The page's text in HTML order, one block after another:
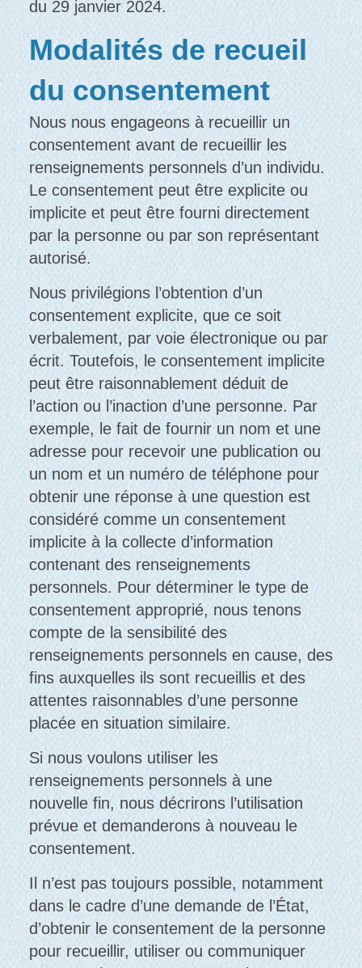
du 29 janvier 2024.
Modalités de recueil
du consentement
Nous nous engageons à recueillir un
consentement avant de recueillir les
renseignements personnels d’un individu.
Le consentement peut être explicite ou
implicite et peut être fourni directement
par la personne ou par son représentant
autorisé.
Nous privilégions l’obtention d’un
consentement explicite, que ce soit
verbalement, par voie électronique ou par
écrit. Toutefois, le consentement implicite
peut être raisonnablement déduit de
l’action ou l’inaction d’une personne. Par
exemple, le fait de fournir un nom et une
adresse pour recevoir une publication ou
un nom et un numéro de téléphone pour
obtenir une réponse à une question est
considéré comme un consentement
implicite à la collecte d’information
contenant des renseignements
personnels. Pour déterminer le type de
consentement approprié, nous tenons
compte de la sensibilité des
renseignements personnels en cause, des
fins auxquelles ils sont recueillis et des
attentes raisonnables d’une personne
placée en situation similaire.
Si nous voulons utiliser les
renseignements personnels à une
nouvelle fin, nous décrirons l’utilisation
prévue et demanderons à nouveau le
consentement.
Il n’est pas toujours possible, notamment
dans le cadre d’une demande de l’État,
d’obtenir le consentement de la personne
pour recueillir, utiliser ou communiquer